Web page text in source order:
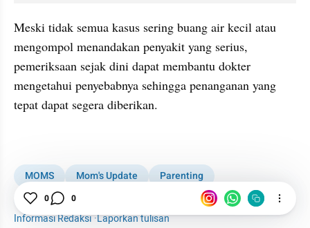
Meski tidak semua kasus sering buang air kecil atau
mengompol menandakan penyakit yang serius,
pemeriksaan sejak dini dapat membantu dokter
mengetahui penyebabnya sehingga penanganan yang
tepat dapat segera diberikan.
MOMS Mom's Update
Parenting
Buang Air Kecil
Informasi Redaksi·Laporkan tulisan
0 0